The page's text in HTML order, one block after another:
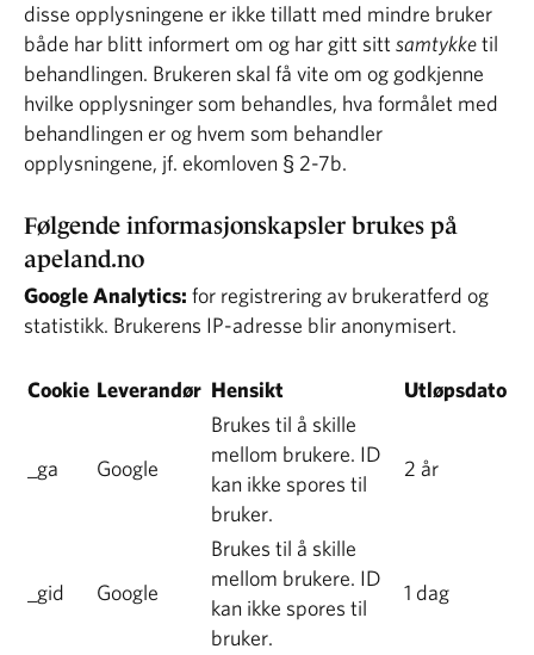
disse opplysningene er ikke tillatt med mindre bruker
både har blitt informert om og har gitt sitt samtykketil
behandlingen. Brukeren skal få vite om og godkjenne
hvilke opplysninger som behandles, hva formålet med
behandlingen er og hvem som behandler
opplysningene, jf. ekomloven § 2-7b.
Følgende informasjonskapsler brukes på
apeland.no
Google Analytics: for registrering av brukeratferd og
statistikk. Brukerens IP-adresse blir anonymisert.
Cookie Leverandør Hensikt Utløpsdato
_ga Google
Brukes til å skille
mellom brukere. ID
kan ikke spores til
bruker.
2 år
_gid Google
Brukes til å skille
mellom brukere. ID
kan ikke spores til
bruker.
1 dag